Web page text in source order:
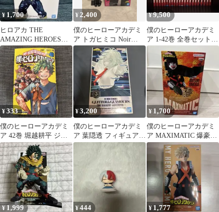
¥1,700
ヒロアカ THE
AMAZING HEROES
Special 轟焦凍フィギュ
ア
¥2,400
僕のヒーローアカデミ
ア トガヒミコ Noir
Edge フィギュア
¥9,500
僕のヒーローアカデミ
ア 1-42巻 全巻セット
堀越耕平
¥333
僕のヒーローアカデミ
ア 42巻 堀越耕平 ジャ
ンプコミックス
¥3,200
僕のヒーローアカデミ
ア 葉隠透 フィギュア
GiGO限定 B
¥ 1,700
僕のヒーローアカデミ
ア MAXIMATIC 爆豪勝
己
¥ 1,999 ¥444 ¥ 1,777